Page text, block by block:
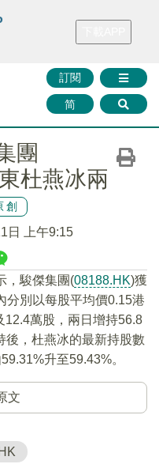
財華證券 媒體矩陣
訂閱
简
團
杜燕冰兩
創
日 上午9:15
，駿傑集團(08188.HK)獲
分別以每股平均價0.15港
12.4萬股，兩日增持56.8
後，杜燕冰的最新持股數
升至59.43%。
文